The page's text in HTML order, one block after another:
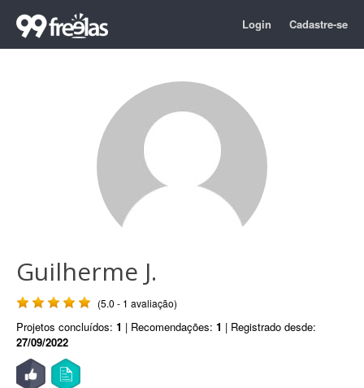
Login Cadastre-se
Guilherme J.
(5.0 - 1 avaliação)
Projetos concluídos: 1 | Recomendações: 1 | Registrado desde:
27/09/2022